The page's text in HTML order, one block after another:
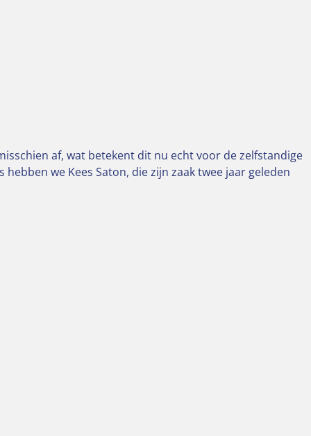
af, wat betekent dit nu echt voor de zelfstandige
we Kees Saton, die zijn zaak twee jaar geleden